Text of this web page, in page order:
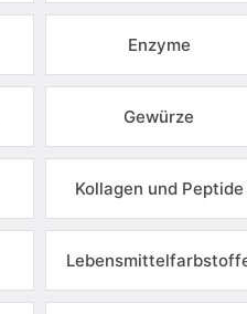
Enzyme
Gewürze
Kollagen und Peptide